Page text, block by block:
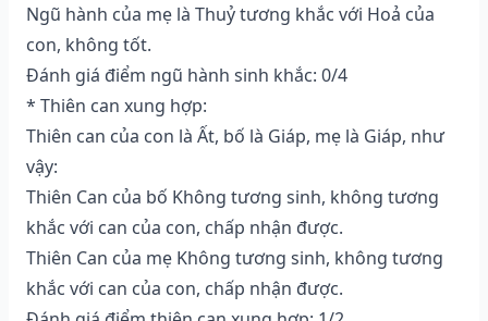
Ngũ hành của mẹ là Thuỷ tương khắc với Hoả của
con, không tốt.
Đánh giá điểm ngũ hành sinh khắc: 0/4
* Thiên can xung hợp:
Thiên can của con là Ất, bố là Giáp, mẹ là Giáp, như
vậy:
Thiên Can của bố Không tương sinh, không tương
khắc với can của con, chấp nhận được.
Thiên Can của mẹ Không tương sinh, không tương
khắc với can của con, chấp nhận được.